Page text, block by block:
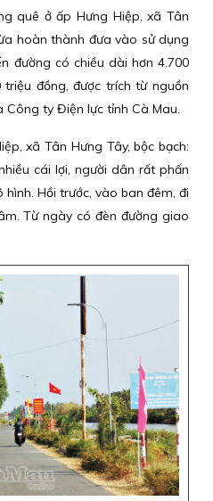
quê ở ấp Hưng Hiệp, xã Tân
hoàn thành đưa vào sử dụng
đường có chiều dài hơn 4.700
đồng, được trích từ nguồn
Công ty Điện lực tỉnh Cà Mau.
xã Tân Hưng Tây, bộc bạch:
cái lợi, người dân rất phấn
Hồi trước, vào ban đêm, đi
Từ ngày có đèn đường giao